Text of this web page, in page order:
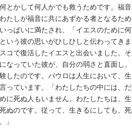
とかして何人かでも救うためです。福
たしが福音に共にあずかる者となるため
っぱいに満たされ、「イエスのために
いう彼の思いがひしひしと伝わってきま
コで復活したイエスと出会いました。
なっていた彼が、自分の弱さと直面し
したのです。パウロは人生において、
っています。「わたしたちの中には、
に死ぬ人もいません。わたしたちは、
ぬのです。従って、生きるにしても、
」